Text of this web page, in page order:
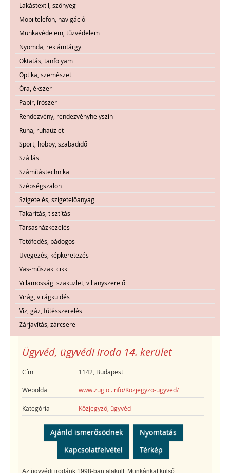
Lakástextil, szőnyeg
Mobiltelefon, navigáció
Munkavédelem, tűzvédelem
Nyomda, reklámtárgy
Oktatás, tanfolyam
Optika, szemészet
Óra, ékszer
Papír, írószer
Rendezvény, rendezvényhelyszín
Ruha, ruhaüzlet
Sport, hobby, szabadidő
Szállás
Számítástechnika
Szépségszalon
Szigetelés, szigetelőanyag
Takarítás, tisztítás
Társasházkezelés
Tetőfedés, bádogos
Üvegezés, képkeretezés
Vas-műszaki cikk
Villamossági szaküzlet, villanyszerelő
Virág, virágküldés
Víz, gáz, fűtésszerelés
Zárjavítás, zárcsere
Ügyvéd, ügyvédi iroda 14. kerület
Cím 1142, Budapest
Weboldal www.zugloi.info/Kozjegyzo-ugyved/
Kategória Közjegyző, ügyvéd
Ajánld ismerősödnek
Nyomtatás
Kapcsolatfelvétel
Térkép
Az ügyvédi irodánk 1998-ban alakult. Munkánkat külső